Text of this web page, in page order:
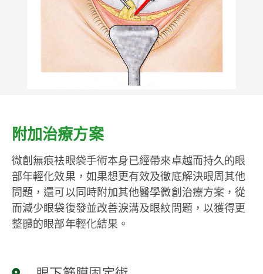
附加治療方案​
微創無痕袪眼袋手術本身已經帶來卓越而持久的眼
部年輕化效果，如果想更有效及徹底解決眼周其他
問題，還可以同時附加其他醫學微創治療方案，從
而減少眼袋復發並改善淚溝及眼紋問題，以獲得更
整體的眼部年輕化結果。